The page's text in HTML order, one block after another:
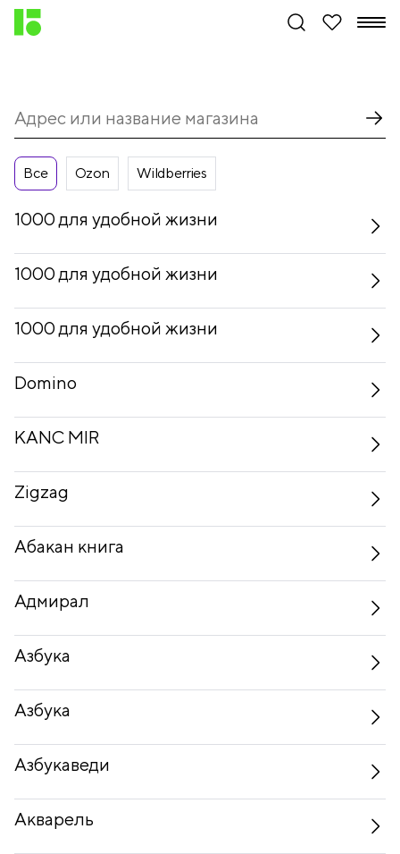
Все Ozon Wildberries
1000 для удобной жизни
1000 для удобной жизни
1000 для удобной жизни
Domino
KANC MIR
Zigzag
Абакан книга
Адмирал
Азбука
Азбука
Азбукаведи
Акварель